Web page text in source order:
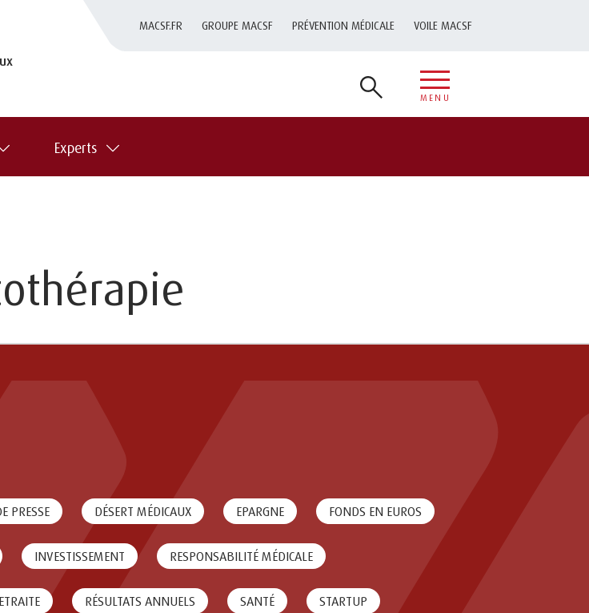
MACSF.FR GROUPE MACSF PRÉVENTION MÉDICALE VOILE MACSF
MENU
Experts
PRESSE DÉSERT MÉDICAUX EPARGNE FONDS EN EUROS
INVESTISSEMENT RESPONSABILITÉ MÉDICALE
RÉSULTATS ANNUELS SANTÉ STARTUP